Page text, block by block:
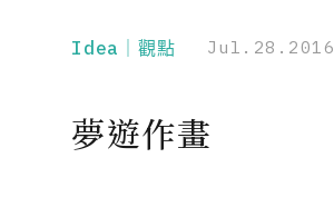
Idea｜觀點 Jul.28.2016
夢遊作畫